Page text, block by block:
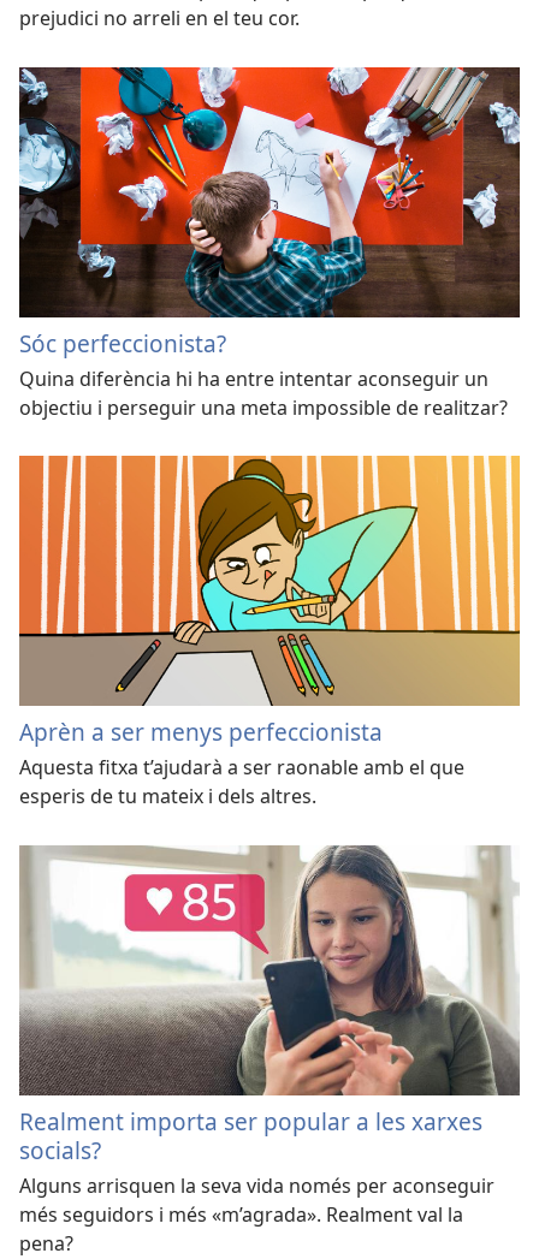
prejudici no arreli en el teu cor.
Sóc perfeccionista?
Quina diferència hi ha entre intentar aconseguir un
objectiu i perseguir una meta impossible de realitzar?
Aprèn a ser menys perfeccionista
Aquesta fitxa t’ajudarà a ser raonable amb el que
esperis de tu mateix i dels altres.
Realment importa ser popular a les xarxes
socials?
Alguns arrisquen la seva vida només per aconseguir
més seguidors i més «m’agrada». Realment val la
pena?